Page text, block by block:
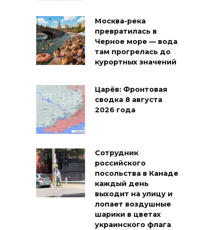
Москва-река
превратилась в
Черное море — вода
там прогрелась до
курортных значений
Царёв: Фронтовая
сводка 8 августа
2026 года
Сотрудник
российского
посольства в Канаде
каждый день
выходит на улицу и
лопает воздушные
шарики в цветах
украинского флага